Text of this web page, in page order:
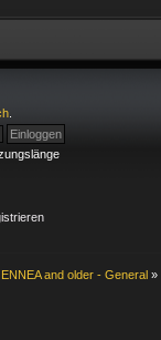
and older - General »